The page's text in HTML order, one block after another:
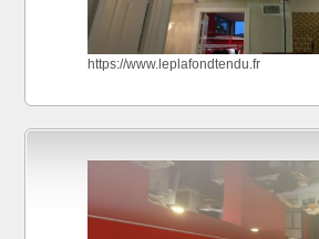
https://www.leplafondtendu.fr